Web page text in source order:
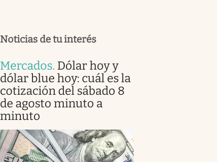
Noticias de tu interés
Mercados. Dólar hoy y
dólar blue hoy: cuál es la
cotización del sábado 8
de agosto minuto a
minuto